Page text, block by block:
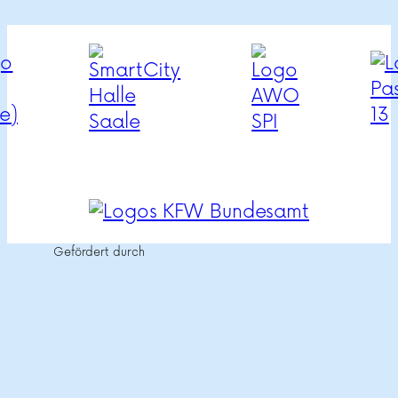
Gefördert durch